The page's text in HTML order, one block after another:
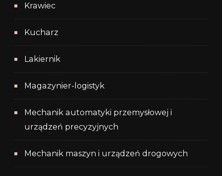
Krawiec
Kucharz
Lakiernik
Magazynier-logistyk
Mechanik automatyki przemysłowej i
urządzeń precyzyjnych
Mechanik maszyn i urządzeń drogowych